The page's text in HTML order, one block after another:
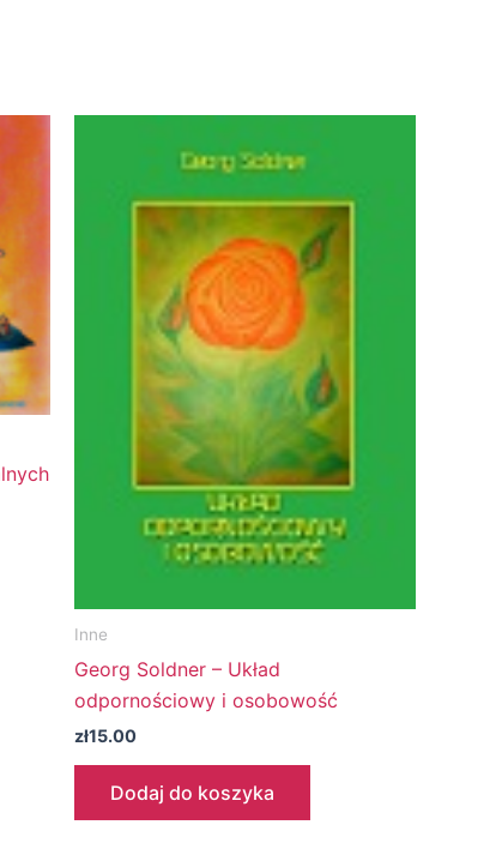
Inne
Georg Soldner – Układ
odpornościowy i osobowość
zł15.00
Dodaj do koszyka